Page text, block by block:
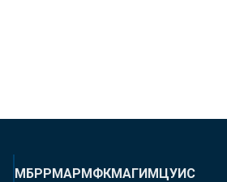
МБРРМАРМФКМАГИМЦУИС